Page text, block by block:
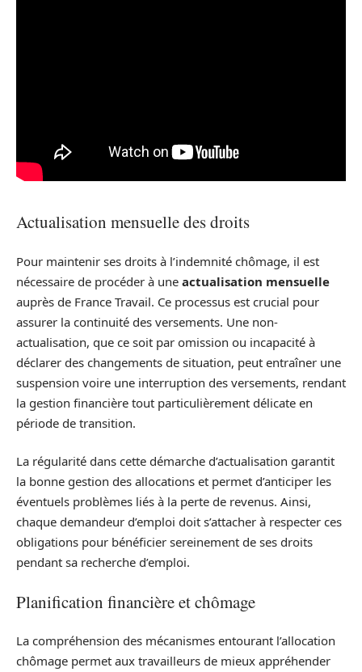
Actualisation mensuelle des droits
Pour maintenir ses droits à l’indemnité chômage, il est
nécessaire de procéder à une actualisation mensuelle
auprès de France Travail. Ce processus est crucial pour
assurer la continuité des versements. Une non-
actualisation, que ce soit par omission ou incapacité à
déclarer des changements de situation, peut entraîner une
suspension voire une interruption des versements, rendant
la gestion financière tout particulièrement délicate en
période de transition.
La régularité dans cette démarche d’actualisation garantit
la bonne gestion des allocations et permet d’anticiper les
éventuels problèmes liés à la perte de revenus. Ainsi,
chaque demandeur d’emploi doit s’attacher à respecter ces
obligations pour bénéficier sereinement de ses droits
pendant sa recherche d’emploi.
Planification financière et chômage
La compréhension des mécanismes entourant l’allocation
chômage permet aux travailleurs de mieux appréhender